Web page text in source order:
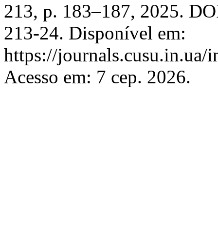
213, p. 183–187, 2025.
213-24. Disponível em:
https://
Acesso em: 7 сер. 2026.